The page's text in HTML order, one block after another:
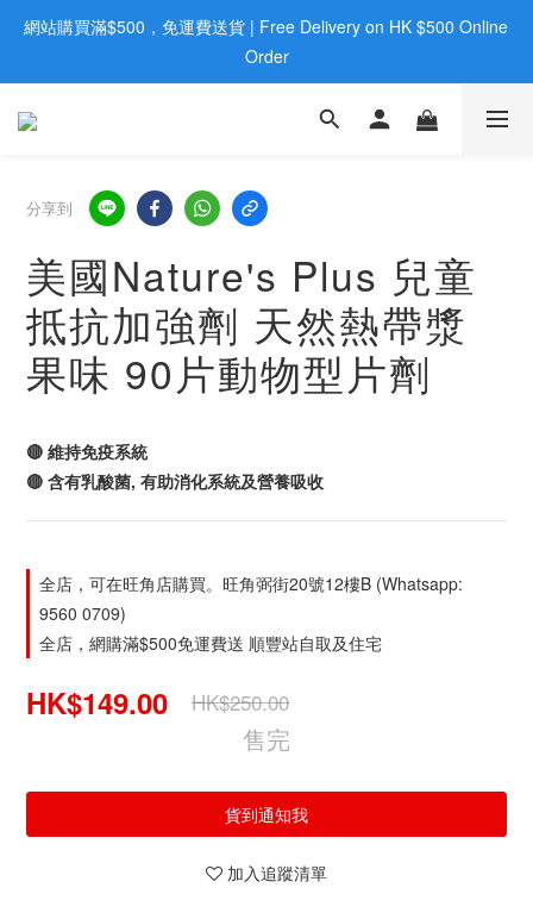
歡迎親臨旺角店購買：旺角弼街20號12樓B  |  RealDeal 保健品 |
WhatsApp 9560 0709
網站購買滿$500，免運費送貨 | Free Delivery on HK $500 Online
Order
歡迎親臨旺角店購買：旺角弼街20號12樓B  |  RealDeal 保健品 |
分享到
美國Nature's Plus 兒童
抵抗加強劑 天然熱帶漿
果味 90片動物型片劑
🔴 維持免疫系統
🔴 含有乳酸菌, 有助消化系統及營養吸收
全店，可在旺角店購買。旺角弼街20號12樓B (Whatsapp:
9560 0709)
全店，網購滿$500免運費送 順豐站自取及住宅
HK$149.00 HK$250.00
售完
貨到通知我
加入追蹤清單